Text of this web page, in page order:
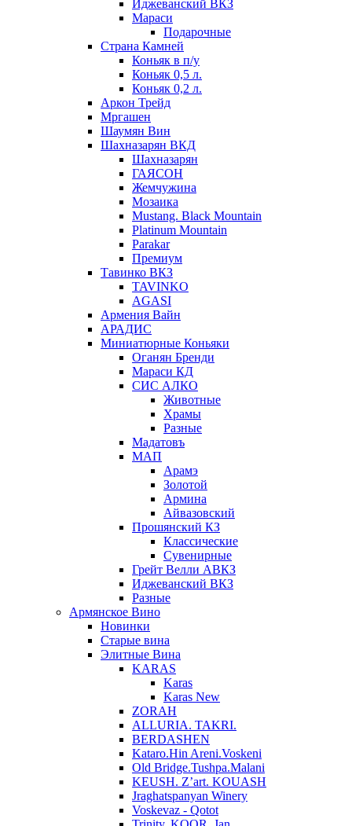
Иджеванский ВКЗ
Мараси
Подарочные
Страна Камней
Коньяк в п/у
Коньяк 0,5 л.
Коньяк 0,2 л.
Аркон Трейд
Мргашен
Шаумян Вин
Шахназарян ВКД
Шахназарян
ГАЯСОН
Жемчужина
Мозаика
Mustang. Black Mountain
Platinum Mountain
Parakar
Премиум
Тавинко ВКЗ
TAVINKO
AGASI
Армения Вайн
АРАДИС
Миниатюрные Коньяки
Оганян Бренди
Мараси КД
СИС АЛКО
Животные
Храмы
Разные
Мадатовъ
МАП
Арамэ
Золотой
Армина
Айвазовский
Прошянский КЗ
Классические
Сувенирные
Грейт Велли АВКЗ
Иджеванский ВКЗ
Разные
Армянское Вино
Новинки
Старые вина
Элитные Вина
KARAS
Karas
Karas New
ZORAH
ALLURIA. TAKRI.
BERDASHEN
Kataro.Hin Areni.Voskeni
Old Bridge.Tushpa.Malani
KEUSH. Z’art. KOUASH
Jraghatspanyan Winery
Voskevaz - Qotot